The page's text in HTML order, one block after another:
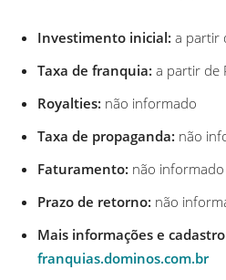
Investimento inicial: a partir
Taxa de franquia: a partir de
Royalties: não informado
Taxa de propaganda: não
Faturamento: não informado
Prazo de retorno: não
Mais informações e
franquias.dominos.com.br